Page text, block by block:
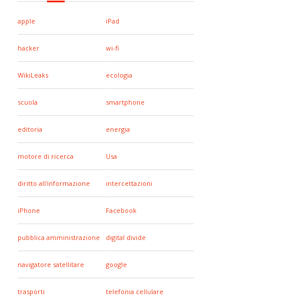
apple iPad
hacker wi-fi
WikiLeaks ecologia
scuola smartphone
editoria energia
motore di ricerca Usa
diritto all'informazione intercettazioni
iPhone Facebook
pubblica amministrazione digital divide
navigatore satellitare google
trasporti telefonia cellulare